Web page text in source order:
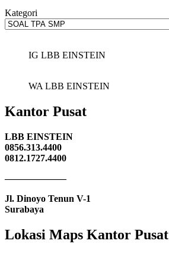
Kategori
IG LBB EINSTEIN
WA LBB EINSTEIN
Kantor Pusat
LBB EINSTEIN
0856.313.4400
0812.1727.4400
——————–
Jl. Dinoyo Tenun V-1
Surabaya
Lokasi Maps Kantor Pusat